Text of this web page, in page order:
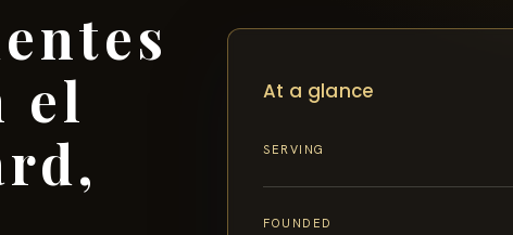
el
At a glance
SERVING
FOUNDED